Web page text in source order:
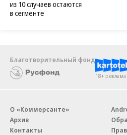
из 10 случаев остаются
в сегменте
Благотворительный фонд
18+ реклама
О «Коммерсанте»
Архив
Контакты